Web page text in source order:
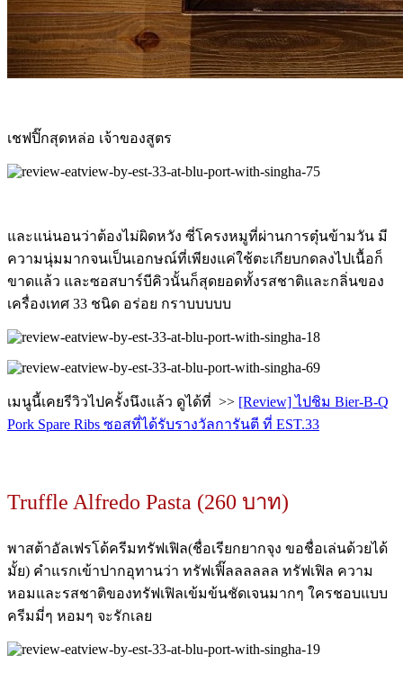
เชฟปิ๊กสุดหล่อ เจ้าของสูตร
และแน่นอนว่าต้องไม่ผิดหวัง ซี่โครงหมูที่ผ่านการตุ๋นข้ามวัน มี
ความนุ่มมากจนเป็นเอกษณ์ที่เพียงแค่ใช้ตะเกียบกดลงไปเนื้อก็
ขาดแล้ว และซอสบาร์บีคิวนั้นก็สุดยอดทั้งรสชาติและกลิ่นของ
เครื่องเทศ 33 ชนิด อร่อย กราบบบบบ
เมนูนี้เคยรีวิวไปครั้งนึงแล้ว ดูได้ที่ >> [Review] ไปชิม Bier-B-Q
Pork Spare Ribs ซอสที่ได้รับรางวัลการันตี ที่ EST.33
Truffle Alfredo Pasta (260 บาท)
พาสต้าอัลเฟรโด้ครีมทรัฟเฟิล(ชื่อเรียกยากจุง ขอชื่อเล่นด้วยได้
มั้ย) คำแรกเข้าปากอุทานว่า ทรัฟเฟิ๊ลลลลลล ทรัฟเฟิล ความ
หอมและรสชาติของทรัฟเฟิลเข้มข้นชัดเจนมากๆ ใครชอบแบบ
ครีมมี่ๆ หอมๆ จะรักเลย